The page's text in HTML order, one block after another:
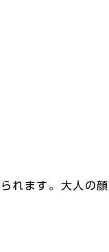
ます。大人の顔